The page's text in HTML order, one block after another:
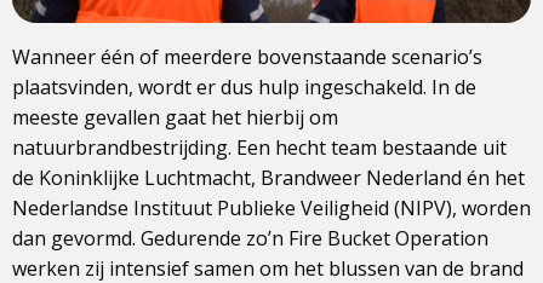
Wanneer één of meerdere bovenstaande scenario’s
plaatsvinden, wordt er dus hulp ingeschakeld. In de
meeste gevallen gaat het hierbij om
natuurbrandbestrijding. Een hecht team bestaande uit
de Koninklijke Luchtmacht, Brandweer Nederland én het
Nederlandse Instituut Publieke Veiligheid (NIPV), worden
dan gevormd. Gedurende zo’n Fire Bucket Operation
werken zij intensief samen om het blussen van de brand